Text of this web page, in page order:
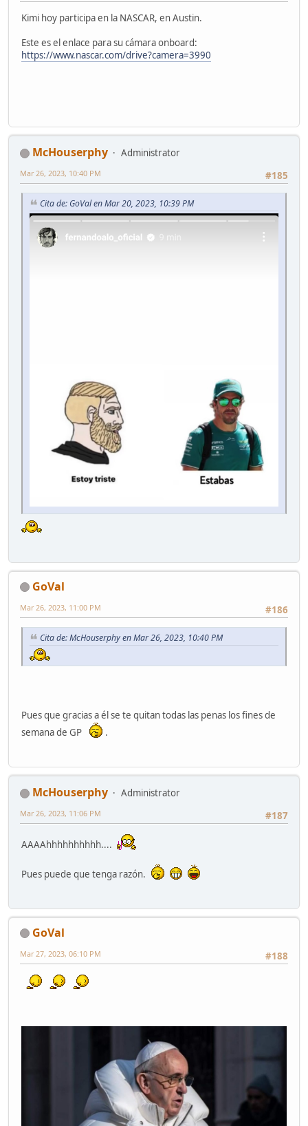
Kimi hoy participa en la NASCAR, en Austin.
Este es el enlace para su cámara onboard:
https://www.nascar.com/drive?camera=3990
McHouserphy
Administrator
#185
Mar 26, 2023, 10:40 PM
Cita de: GoVal en Mar 20, 2023, 10:39 PM
GoVal
#186
Mar 26, 2023, 11:00 PM
Cita de: McHouserphy en Mar 26, 2023, 10:40 PM
Pues que gracias a él se te quitan todas las penas los fines de
semana de GP
.
McHouserphy
Administrator
#187
Mar 26, 2023, 11:06 PM
AAAAhhhhhhhhhh....
Pues puede que tenga razón.
GoVal
#188
Mar 27, 2023, 06:10 PM